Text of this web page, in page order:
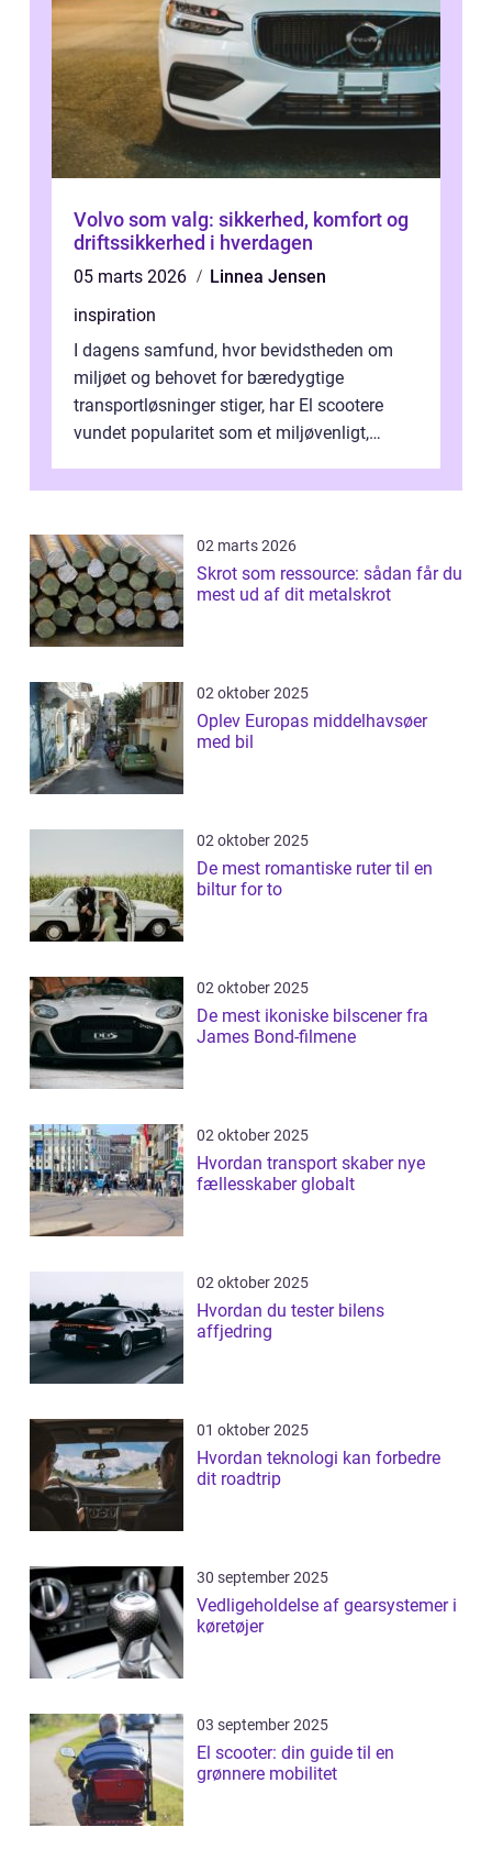
Volvo som valg: sikkerhed, komfort og
driftssikkerhed i hverdagen
05 marts 2026
Linnea Jensen
inspiration
I dagens samfund, hvor bevidstheden om
miljøet og behovet for bæredygtige
transportløsninger stiger, har El scootere
vundet popularitet som et miljøvenligt,
02 marts 2026
Skrot som ressource: sådan får du
mest ud af dit metalskrot
02 oktober 2025
Oplev Europas middelhavsøer
med bil
02 oktober 2025
De mest romantiske ruter til en
biltur for to
02 oktober 2025
De mest ikoniske bilscener fra
James Bond-filmene
02 oktober 2025
Hvordan transport skaber nye
fællesskaber globalt
02 oktober 2025
Hvordan du tester bilens
affjedring
01 oktober 2025
Hvordan teknologi kan forbedre
dit roadtrip
30 september 2025
Vedligeholdelse af gearsystemer i
køretøjer
03 september 2025
El scooter: din guide til en
grønnere mobilitet